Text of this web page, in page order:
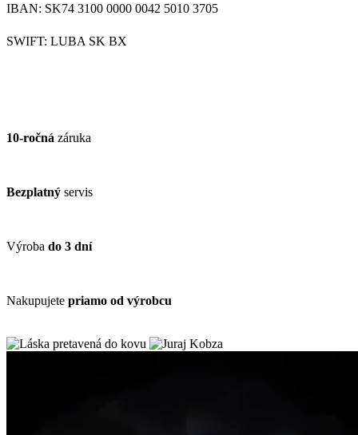
IBAN: SK74 3100 0000 0042 5010 3705
SWIFT: LUBA SK BX
10-ročná záruka
Bezplatný servis
Výroba do 3 dní
Nakupujete priamo od výrobcu